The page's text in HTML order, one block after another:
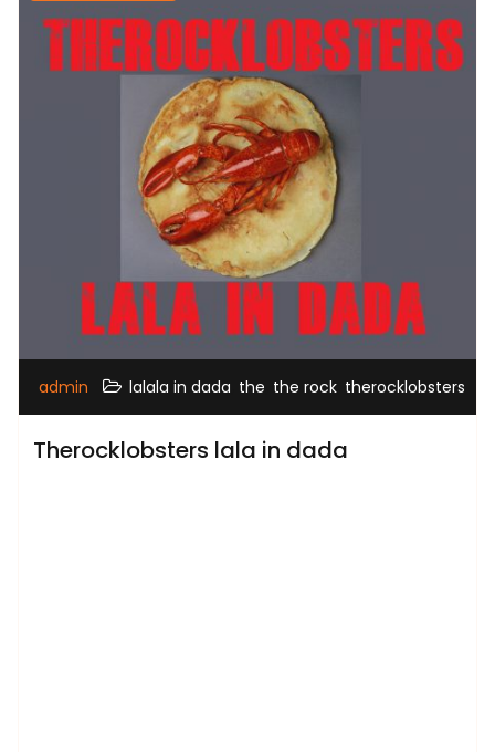
admin lalala in dada the the rock therocklobsters
Therocklobsters lala in dada